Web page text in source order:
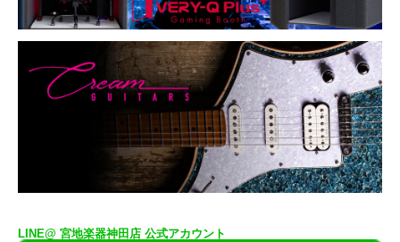
LINE@ 宮地楽器神田店 公式アカウント